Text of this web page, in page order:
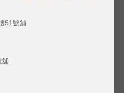
51號舖
舖